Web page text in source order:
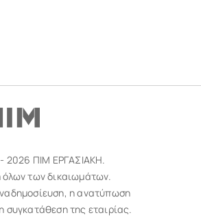
ΠΙΜ ΕΡΓΑΣΙΑΚΗ.
των δικαιωμάτων.
η ανατύπωση
συγκατάθεση της εταιρίας.